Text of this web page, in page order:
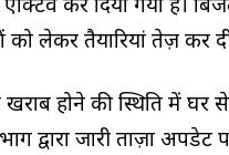
एक्टिव कर दिया गया है।
को लेकर तैयारियां तेज़ कर
होने की स्थिति में घर
द्वारा जारी ताज़ा अपडेट